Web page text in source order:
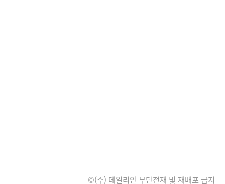
©(주) 데일리안 무단전재 및 재배포 금지